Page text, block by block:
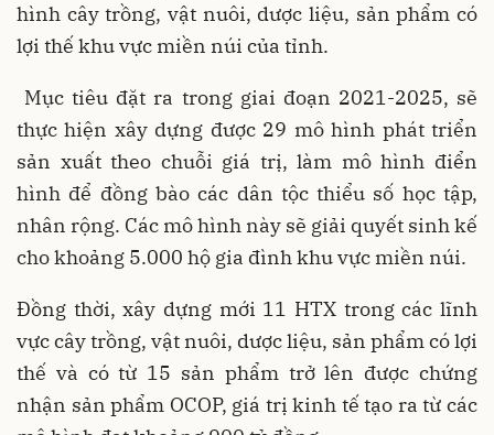
hình cây trồng, vật nuôi, dược liệu, sản phẩm có
lợi thế khu vực miền núi của tỉnh.
Mục tiêu đặt ra trong giai đoạn 2021-2025, sẽ
thực hiện xây dựng được 29 mô hình phát triển
sản xuất theo chuỗi giá trị, làm mô hình điển
hình để đồng bào các dân tộc thiểu số học tập,
nhân rộng. Các mô hình này sẽ giải quyết sinh kế
cho khoảng 5.000 hộ gia đình khu vực miền núi.
Đồng thời, xây dựng mới 11 HTX trong các lĩnh
vực cây trồng, vật nuôi, dược liệu, sản phẩm có lợi
thế và có từ 15 sản phẩm trở lên được chứng
nhận sản phẩm OCOP, giá trị kinh tế tạo ra từ các